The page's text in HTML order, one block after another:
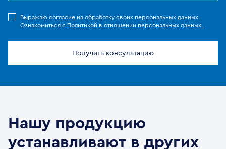
Выражаю согласие на обработку своих персональных данных.
Ознакомиться с Политикой в отношении персональных данных.
Получить консультацию
Нашу продукцию
устанавливают в других